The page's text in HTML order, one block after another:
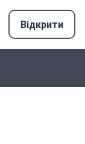
Відкрити